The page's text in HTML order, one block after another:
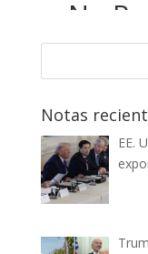
Notas
EE.